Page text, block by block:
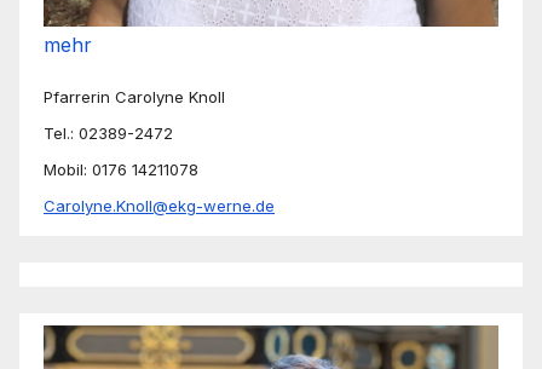
mehr
Pfarrerin Carolyne Knoll
Tel.: 02389-2472
Mobil: 0176 14211078
Carolyne.Knoll@ekg-werne.de